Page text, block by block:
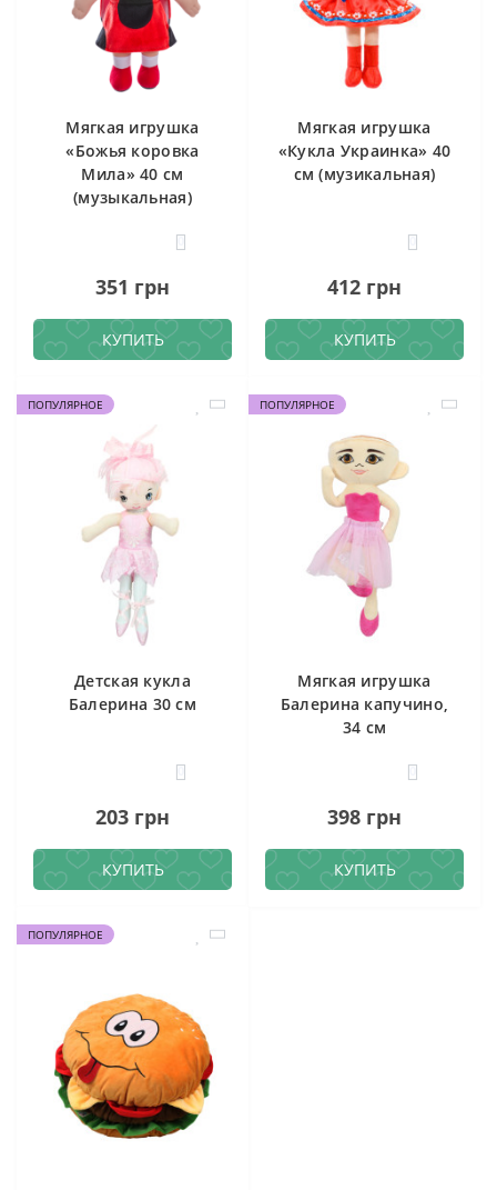
Мягкая игрушка
«Божья коровка
Мила» 40 см
(музыкальная)
0
351 грн
КУПИТЬ
Мягкая игрушка
«Кукла Украинка» 40
см (музикальная)
0
412 грн
КУПИТЬ
ПОПУЛЯРНОЕ
Детская кукла
Балерина 30 см
0
203 грн
КУПИТЬ
ПОПУЛЯРНОЕ
Мягкая игрушка
Балерина капучино,
34 см
0
398 грн
КУПИТЬ
ПОПУЛЯРНОЕ